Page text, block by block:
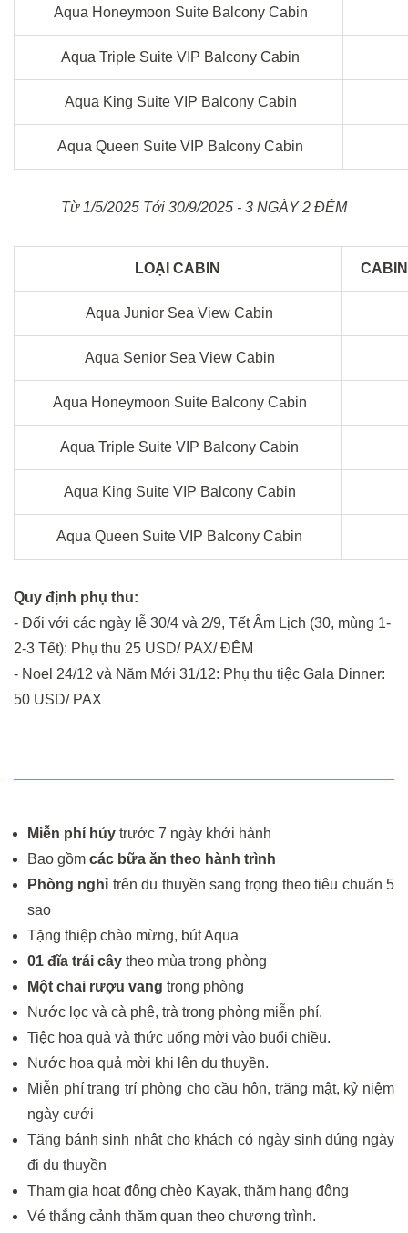
Aqua Honeymoon Suite Balcony Cabin
Aqua Triple Suite VIP Balcony Cabin
Aqua King Suite VIP Balcony Cabin
Aqua Queen Suite VIP Balcony Cabin
Từ 1/5/2025 Tới 30/9/2025 - 3 NGÀY 2 ĐÊM
LOẠI CABIN
Aqua Junior Sea View Cabin
Aqua Senior Sea View Cabin
Aqua Honeymoon Suite Balcony Cabin
Aqua Triple Suite VIP Balcony Cabin
Aqua King Suite VIP Balcony Cabin
Aqua Queen Suite VIP Balcony Cabin
Quy định phụ thu:
- Đối với các ngày lễ 30/4 và 2/9, Tết Âm Lịch (30, mùng 1-
2-3 Tết): Phụ thu 25 USD/ PAX/ ĐÊM
- Noel 24/12 và Năm Mới 31/12: Phụ thu tiệc Gala Dinner:
50 USD/ PAX
Miễn phí hủy trước 7 ngày khởi hành
Bao gồm các bữa ăn theo hành trình
Phòng nghỉ trên du thuyền sang trọng theo tiêu chuẩn 5
sao
Tặng thiệp chào mừng, bút Aqua
01 đĩa trái cây theo mùa trong phòng
Một chai rượu vang trong phòng
Nước lọc và cà phê, trà trong phòng miễn phí.
Tiệc hoa quả và thức uống mời vào buổi chiều.
Nước hoa quả mời khi lên du thuyền.
Miễn phí trang trí phòng cho cầu hôn, trăng mật, kỷ niệm
ngày cưới
Tặng bánh sinh nhật cho khách có ngày sinh đúng ngày
đi du thuyền
Tham gia hoạt động chèo Kayak, thăm hang động
Vé thắng cảnh thăm quan theo chương trình.